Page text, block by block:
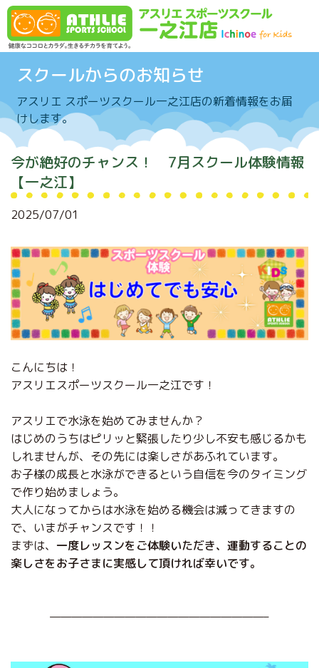
Skip to content
スクールからのお知らせ
アスリエ スポーツスクール一之江店の新着情報をお届
けします。
今が絶好のチャンス！ 7月スクール体験情報
【一之江】
2025/07/01
こんにちは！
アスリエスポーツスクール一之江です！
アスリエで水泳を始めてみませんか？
はじめのうちはピリッと緊張したり少し不安も感じるかも
しれませんが、その先には楽しさがあふれています。
お子様の成長と水泳ができるという自信を今のタイミング
で作り始めましょう。
大人になってからは水泳を始める機会は減ってきますの
で、いまがチャンスです！！
まずは、 一度レッスンをご体験いただき、運動することの
楽しさをお子さまに実感して頂ければ幸いです。
————————————————————–